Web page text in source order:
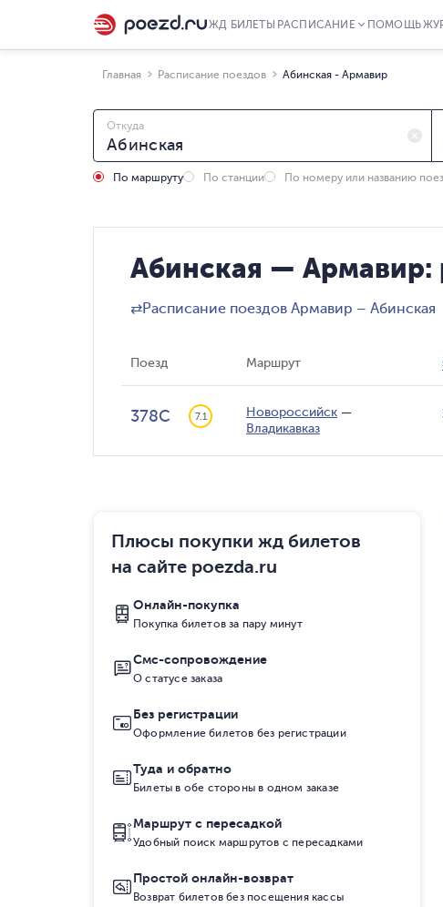
ЖД БИЛЕТЫ РАСПИСАНИЕ ПОМОЩЬ
Главная Расписание поездов Абинская - Армавир
Откуда
По маршруту По станции По номеру или названию
Абинская — Армавир:
⇄Расписание поездов Армавир – Абинская
Поезд Маршрут
378С 7.1 Новороссийск —
Владикавказ
Плюсы покупки жд билетов
на сайте poezda.ru
Онлайн-покупка
Покупка билетов за пару минут
Смс-сопровождение
О статусе заказа
Без регистрации
Оформление билетов без регистрации
Туда и обратно
Билеты в обе стороны в одном заказе
Маршрут с пересадкой
Удобный поиск маршрутов с пересадками
Простой онлайн-возврат
Возврат билетов без посещения кассы